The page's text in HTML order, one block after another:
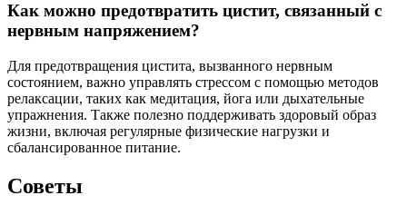
Как можно предотвратить цистит, связанный с
нервным напряжением?
Для предотвращения цистита, вызванного нервным
состоянием, важно управлять стрессом с помощью методов
релаксации, таких как медитация, йога или дыхательные
упражнения. Также полезно поддерживать здоровый образ
жизни, включая регулярные физические нагрузки и
сбалансированное питание.
Советы